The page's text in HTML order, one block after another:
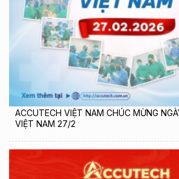
ACCUTECH VIỆT NAM CHÚC MỪNG
VIỆT NAM 27/2